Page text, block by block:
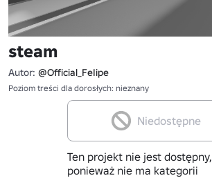
steam
Autor: @Official_FeIipe
Poziom treści dla dorosłych: nieznany
Niedostępne
Ten projekt nie jest dostępny,
ponieważ nie ma kategorii